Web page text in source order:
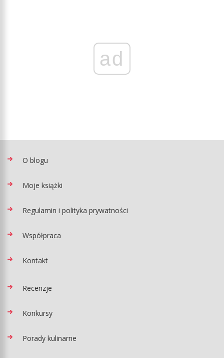
ad
O blogu
Moje książki
Regulamin i polityka prywatności
Współpraca
Kontakt
Recenzje
Konkursy
Porady kulinarne